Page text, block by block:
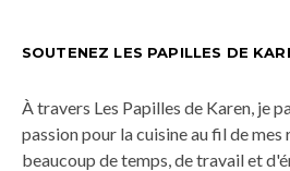
SOUTENEZ LES PAPILLES DE
À travers Les Papilles de Karen, je
passion pour la cuisine au fil de
beaucoup de temps, de travail et